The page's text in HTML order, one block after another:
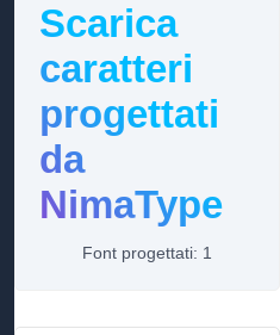
Scarica
caratteri
progettati
da
NimaType
Font progettati: 1